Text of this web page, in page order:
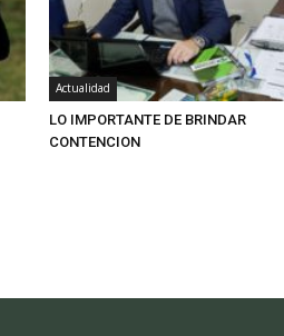
Actualidad
LO IMPORTANTE DE BRINDAR
CONTENCION